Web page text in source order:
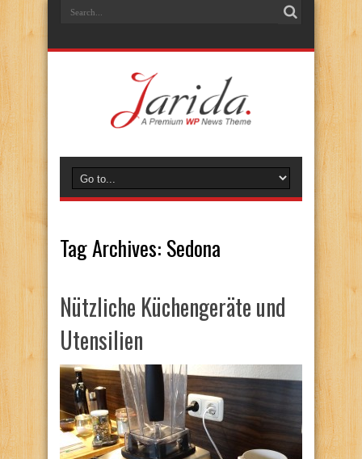
Tag Archives: Sedona
Nützliche Küchengeräte und
Utensilien